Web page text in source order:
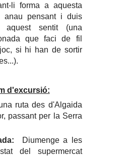
li forma a aquesta
anau pensant i duis
aquest sentit (una
que faci de fil
si hi han de sortir
d'excursió:
ruta des d'Algaida
passant per la Serra
Diumenge a les
del supermercat